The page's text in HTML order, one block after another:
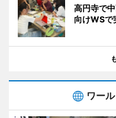
高円寺で
向けWSで
ワー